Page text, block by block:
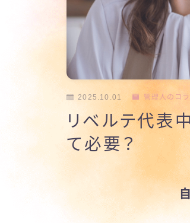
2025.10.01 管理人のコ
リベルテ代表
て必要？